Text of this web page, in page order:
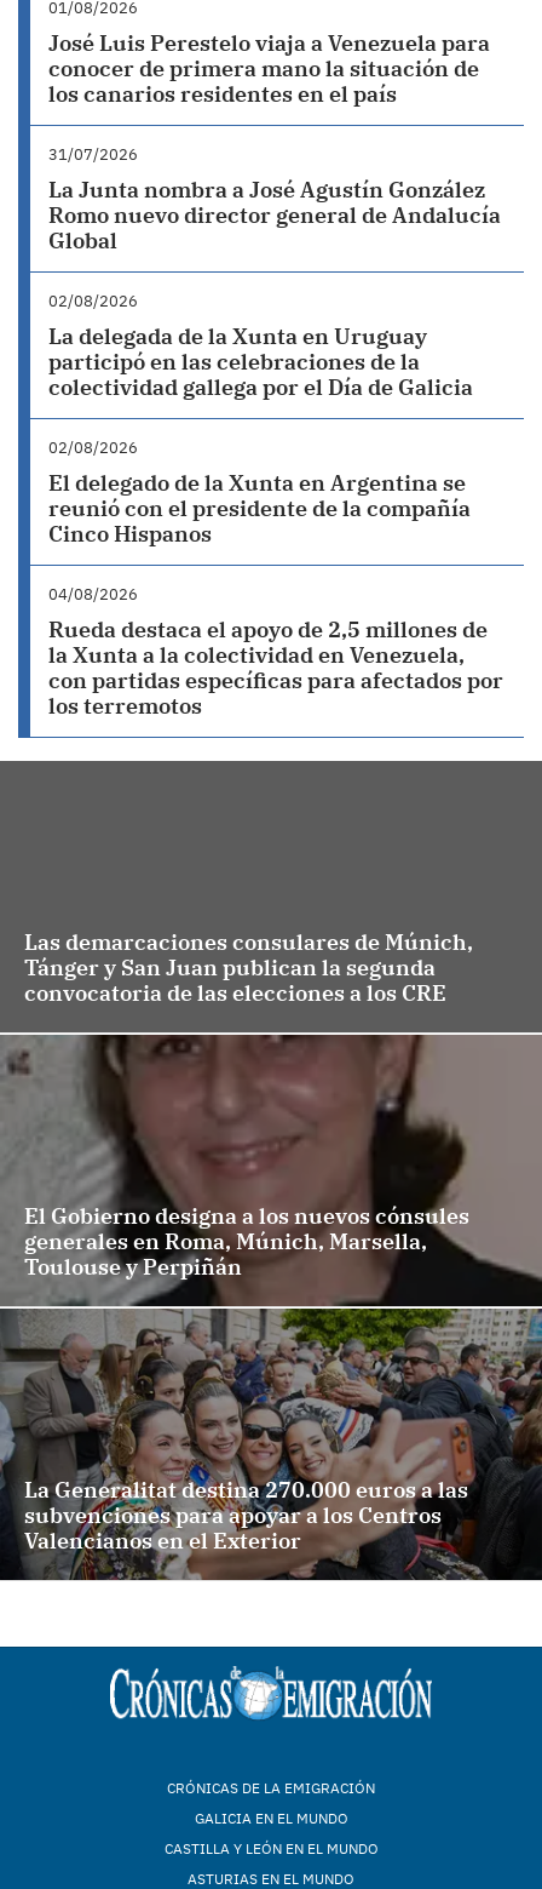
01/08/2026
José Luis Perestelo viaja a Venezuela para
conocer de primera mano la situación de
los canarios residentes en el país
31/07/2026
La Junta nombra a José Agustín González
Romo nuevo director general de Andalucía
Global
02/08/2026
La delegada de la Xunta en Uruguay
participó en las celebraciones de la
colectividad gallega por el Día de Galicia
02/08/2026
El delegado de la Xunta en Argentina se
reunió con el presidente de la compañía
Cinco Hispanos
04/08/2026
Rueda destaca el apoyo de 2,5 millones de
la Xunta a la colectividad en Venezuela,
con partidas específicas para afectados por
los terremotos
Las demarcaciones consulares de Múnich,
Tánger y San Juan publican la segunda
convocatoria de las elecciones a los CRE
El Gobierno designa a los nuevos cónsules
generales en Roma, Múnich, Marsella,
Toulouse y Perpiñán
La Generalitat destina 270.000 euros a las
subvenciones para apoyar a los Centros
Valencianos en el Exterior
CRÓNICAS DE LA EMIGRACIÓN
GALICIA EN EL MUNDO
CASTILLA Y LEÓN EN EL MUNDO
ASTURIAS EN EL MUNDO